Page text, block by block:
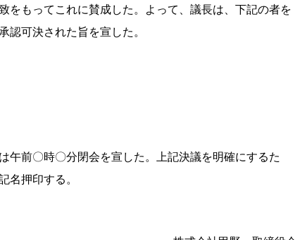
をもってこれに賛成した。よって、議長は、下記の者を
認可決された旨を宣した。
午前〇時〇分閉会を宣した。上記決議を明確にするた
名押印する。